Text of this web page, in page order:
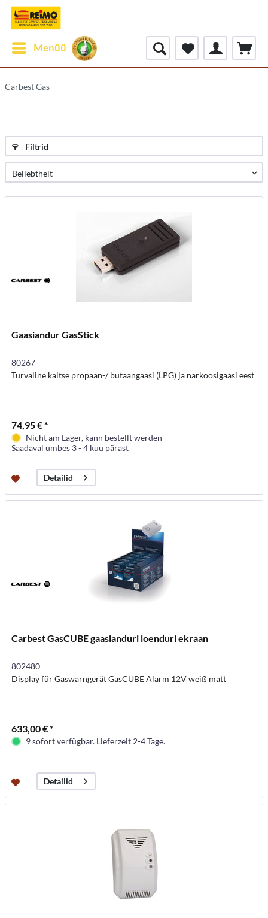
Menüü
Carbest Gas
Filtrid
Gaasiandur GasStick
80267
Turvaline kaitse propaan-/ butaangaasi (LPG) ja narkoosigaasi eest
74,95 € *
Nicht am Lager, kann bestellt werden
Saadaval umbes 3 - 4 kuu pärast
Detailid
Carbest GasCUBE gaasianduri loenduri ekraan
802480
Display für Gaswarngerät GasCUBE Alarm 12V weiß matt
633,00 € *
9 sofort verfügbar. Lieferzeit 2-4 Tage.
Detailid